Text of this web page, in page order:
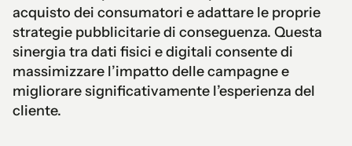
acquisto dei consumatori e adattare le proprie
strategie pubblicitarie di conseguenza. Questa
sinergia tra dati fisici e digitali consente di
massimizzare l’impatto delle campagne e
migliorare significativamente l’esperienza del
cliente.